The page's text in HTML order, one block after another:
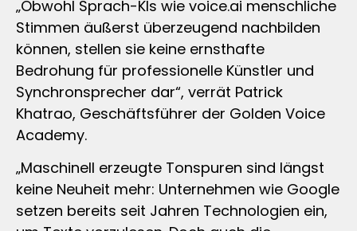
„Obwohl Sprach-KIs wie voice.ai menschliche
Stimmen äußerst überzeugend nachbilden
können, stellen sie keine ernsthafte
Bedrohung für professionelle Künstler und
Synchronsprecher dar“, verrät Patrick
Khatrao, Geschäftsführer der Golden Voice
Academy.
„Maschinell erzeugte Tonspuren sind längst
keine Neuheit mehr: Unternehmen wie Google
setzen bereits seit Jahren Technologien ein,